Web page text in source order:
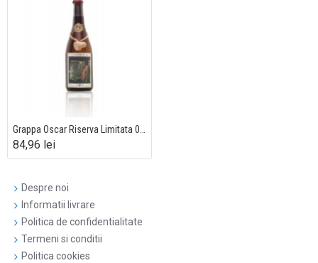
Grappa Oscar Riserva Limitata 0.7L
84,96 lei
Despre noi
Informatii livrare
Politica de confidentialitate
Termeni si conditii
Politica cookies